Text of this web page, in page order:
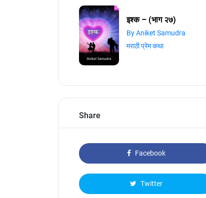
इश्क – (भाग २७)
By Aniket Samudra
मराठी प्रेम कथा
Share
Facebook
Twitter